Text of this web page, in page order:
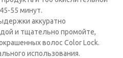
55 минут.
аккуратно
и тщательно промойте,
волос Color Lock.
использования.